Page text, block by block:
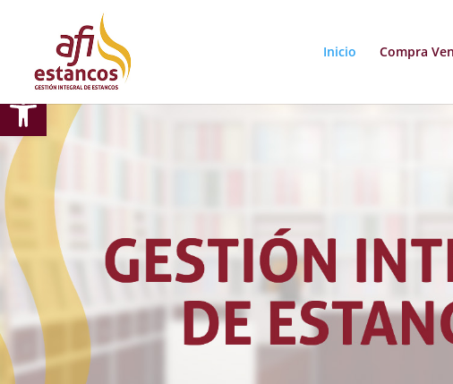
Inicio Compra
Abrir barra de herramientas